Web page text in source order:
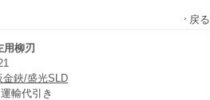
戻る
用柳刃
金鋏/盛光SLD
輸代引き